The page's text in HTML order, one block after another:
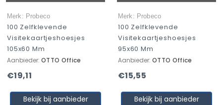
Merk: Probeco
100 Zelfklevende
Visitekaartjeshoesjes
105x60 Mm
Aanbieder: OTTO Office
€19,11
Bekijk bij aanbieder
Merk: Probeco
100 Zelfklevende
Visitekaartjeshoesjes
95x60 Mm
Aanbieder: OTTO Office
€15,55
Bekijk bij aanbieder